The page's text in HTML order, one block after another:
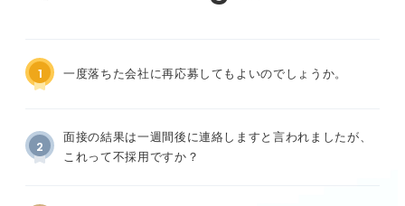
1 一度落ちた会社に再応募してもよいのでしょうか。
2
面接の結果は一週間後に連絡しますと言われましたが、
これって不採用ですか？